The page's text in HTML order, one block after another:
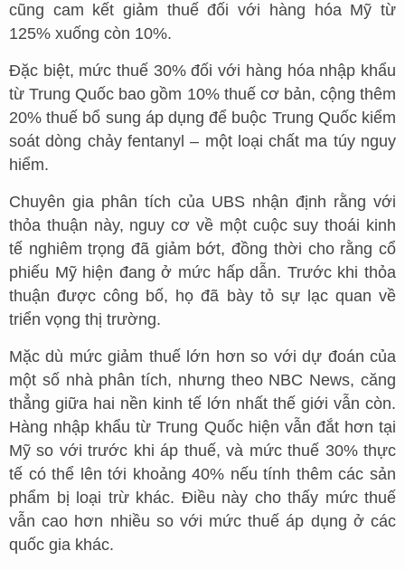
cũng cam kết giảm thuế đối với hàng hóa Mỹ từ
125% xuống còn 10%.
Đặc biệt, mức thuế 30% đối với hàng hóa nhập khẩu
từ Trung Quốc bao gồm 10% thuế cơ bản, cộng thêm
20% thuế bổ sung áp dụng để buộc Trung Quốc kiểm
soát dòng chảy fentanyl – một loại chất ma túy nguy
hiểm.
Chuyên gia phân tích của UBS nhận định rằng với
thỏa thuận này, nguy cơ về một cuộc suy thoái kinh
tế nghiêm trọng đã giảm bớt, đồng thời cho rằng cổ
phiếu Mỹ hiện đang ở mức hấp dẫn. Trước khi thỏa
thuận được công bố, họ đã bày tỏ sự lạc quan về
triển vọng thị trường.
Mặc dù mức giảm thuế lớn hơn so với dự đoán của
một số nhà phân tích, nhưng theo NBC News, căng
thẳng giữa hai nền kinh tế lớn nhất thế giới vẫn còn.
Hàng nhập khẩu từ Trung Quốc hiện vẫn đắt hơn tại
Mỹ so với trước khi áp thuế, và mức thuế 30% thực
tế có thể lên tới khoảng 40% nếu tính thêm các sản
phẩm bị loại trừ khác. Điều này cho thấy mức thuế
vẫn cao hơn nhiều so với mức thuế áp dụng ở các
quốc gia khác.